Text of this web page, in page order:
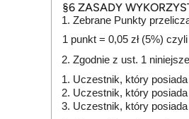
§6 ZASADY
Zebrane Punkty
1 punkt = 0,05 zł (5%)
Zgodnie z ust. 1
Uczestnik, który
Uczestnik, który
Uczestnik, który